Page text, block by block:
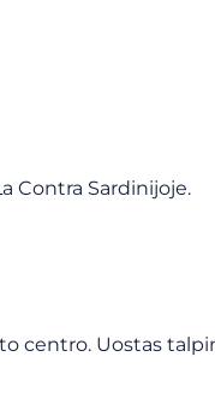
Contra Sardinijoje.
centro. Uostas